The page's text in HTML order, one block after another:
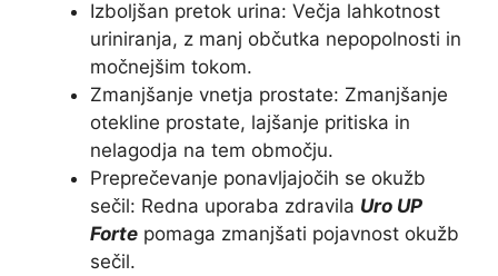
Izboljšan pretok urina: Večja lahkotnost
uriniranja, z manj občutka nepopolnosti in
močnejšim tokom.
Zmanjšanje vnetja prostate: Zmanjšanje
otekline prostate, lajšanje pritiska in
nelagodja na tem območju.
Preprečevanje ponavljajočih se okužb
sečil: Redna uporaba zdravila Uro UP
Forte pomaga zmanjšati pojavnost okužb
sečil.